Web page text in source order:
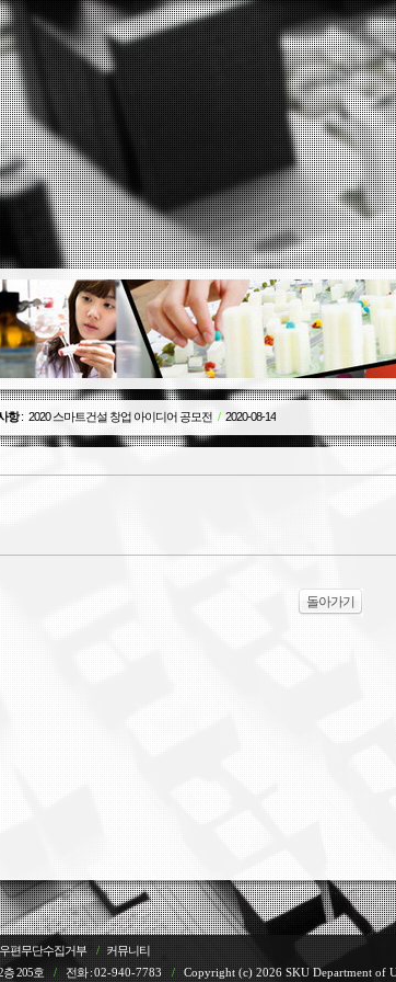
항: 2020 스마트건설 창업 아이디어 공모전 / 2020-08-14
돌아가기
편무단수집거부 /
커뮤니티
층 205호 / 전화 :02-940-7783 / Copyright (c) 2026 SKU Department of